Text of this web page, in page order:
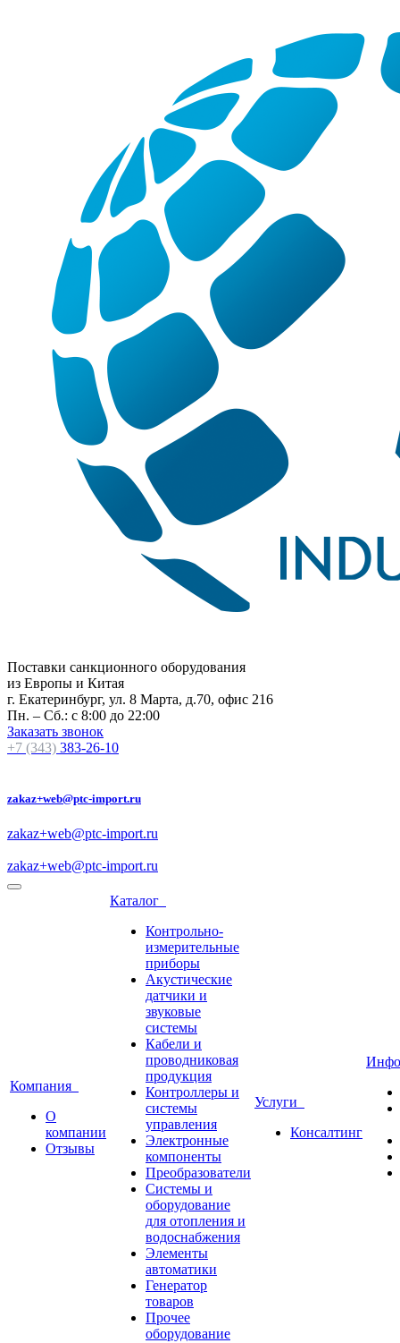
Поставки санкционного оборудования
из Европы и Китая
г. Екатеринбург, ул. 8 Марта, д.70, офис 216
Пн. – Сб.: с 8:00 до 22:00
Заказать звонок
+7 (343) 383-26-10
zakaz+web@ptc-import.ru
zakaz+web@ptc-import.ru
zakaz+web@ptc-import.ru
Компания
О
компании
Отзывы
Каталог
Контрольно-
измерительные
приборы
Акустические
датчики и
звуковые
системы
Кабели и
проводниковая
продукция
Контроллеры и
системы
управления
Электронные
компоненты
Преобразователи
Системы и
оборудование
для отопления и
водоснабжения
Элементы
автоматики
Генератор
товаров
Прочее
оборудование
Услуги
Консалтинг